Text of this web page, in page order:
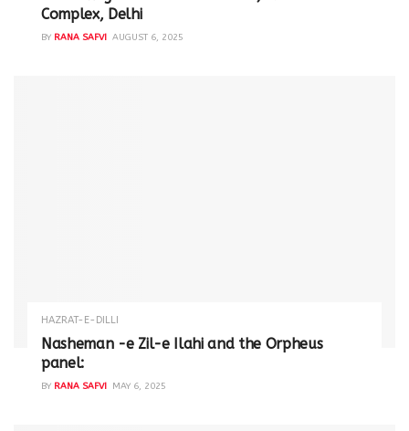
Complex, Delhi
BY RANA SAFVI AUGUST 6, 2025
HAZRAT-E-DILLI
Nasheman -e Zil-e Ilahi and the Orpheus
panel:
BY RANA SAFVI MAY 6, 2025